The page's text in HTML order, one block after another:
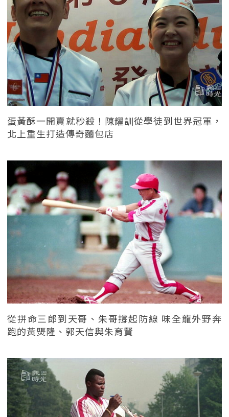
蛋黃酥一開賣就秒殺！陳耀訓從學徒到世界冠軍，
北上重生打造傳奇麵包店
從拼命三郎到天哥、朱哥撐起防線 味全龍外野奔
跑的黃煚隆、郭天信與朱育賢